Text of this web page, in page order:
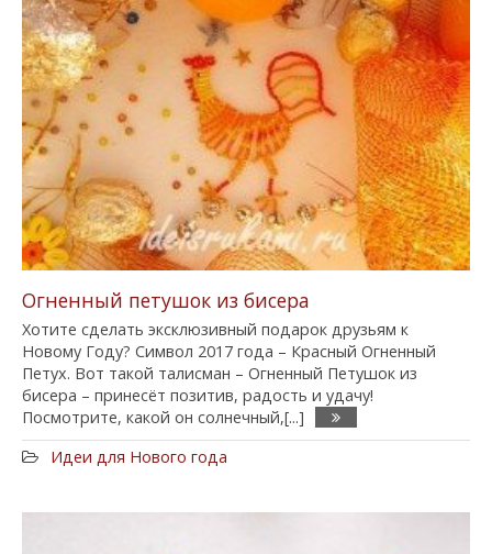
Огненный петушок из бисера
Хотите сделать эксклюзивный подарок друзьям к
Новому Году? Символ 2017 года – Красный Огненный
Петух. Вот такой талисман – Огненный Петушок из
бисера – принесёт позитив, радость и удачу!
Посмотрите, какой он солнечный,[...]
Идеи для Нового года